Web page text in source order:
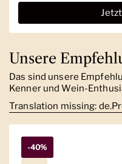
Unsere
Das sind unsere
Kenner und Wein-
Translation missing:
-40%